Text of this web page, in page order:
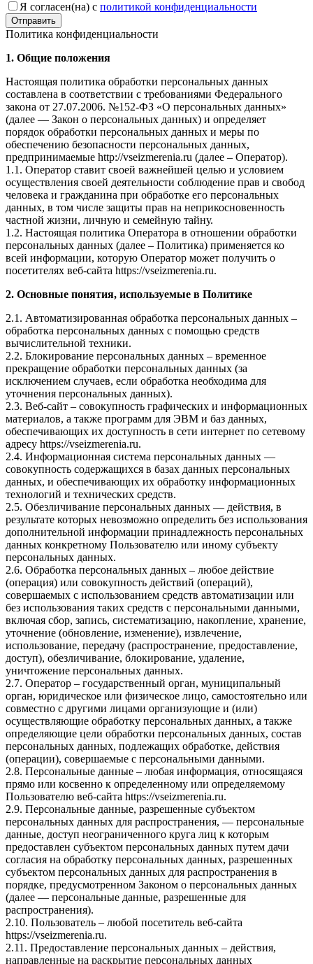
Я согласен(на) с политикой конфиденциальности
Отправить
Политика конфиденциальности
1. Общие положения
Настоящая политика обработки персональных данных
составлена в соответствии с требованиями Федерального
закона от 27.07.2006. №152-ФЗ «О персональных данных»
(далее — Закон о персональных данных) и определяет
порядок обработки персональных данных и меры по
обеспечению безопасности персональных данных,
предпринимаемые http://vseizmerenia.ru (далее – Оператор).
1.1. Оператор ставит своей важнейшей целью и условием
осуществления своей деятельности соблюдение прав и свобод
человека и гражданина при обработке его персональных
данных, в том числе защиты прав на неприкосновенность
частной жизни, личную и семейную тайну.
1.2. Настоящая политика Оператора в отношении обработки
персональных данных (далее – Политика) применяется ко
всей информации, которую Оператор может получить о
посетителях веб-сайта https://vseizmerenia.ru.
2. Основные понятия, используемые в Политике
2.1. Автоматизированная обработка персональных данных –
обработка персональных данных с помощью средств
вычислительной техники.
2.2. Блокирование персональных данных – временное
прекращение обработки персональных данных (за
исключением случаев, если обработка необходима для
уточнения персональных данных).
2.3. Веб-сайт – совокупность графических и информационных
материалов, а также программ для ЭВМ и баз данных,
обеспечивающих их доступность в сети интернет по сетевому
адресу https://vseizmerenia.ru.
2.4. Информационная система персональных данных —
совокупность содержащихся в базах данных персональных
данных, и обеспечивающих их обработку информационных
технологий и технических средств.
2.5. Обезличивание персональных данных — действия, в
результате которых невозможно определить без использования
дополнительной информации принадлежность персональных
данных конкретному Пользователю или иному субъекту
персональных данных.
2.6. Обработка персональных данных – любое действие
(операция) или совокупность действий (операций),
совершаемых с использованием средств автоматизации или
без использования таких средств с персональными данными,
включая сбор, запись, систематизацию, накопление, хранение,
уточнение (обновление, изменение), извлечение,
использование, передачу (распространение, предоставление,
доступ), обезличивание, блокирование, удаление,
уничтожение персональных данных.
2.7. Оператор – государственный орган, муниципальный
орган, юридическое или физическое лицо, самостоятельно или
совместно с другими лицами организующие и (или)
осуществляющие обработку персональных данных, а также
определяющие цели обработки персональных данных, состав
персональных данных, подлежащих обработке, действия
(операции), совершаемые с персональными данными.
2.8. Персональные данные – любая информация, относящаяся
прямо или косвенно к определенному или определяемому
Пользователю веб-сайта https://vseizmerenia.ru.
2.9. Персональные данные, разрешенные субъектом
персональных данных для распространения, — персональные
данные, доступ неограниченного круга лиц к которым
предоставлен субъектом персональных данных путем дачи
согласия на обработку персональных данных, разрешенных
субъектом персональных данных для распространения в
порядке, предусмотренном Законом о персональных данных
(далее — персональные данные, разрешенные для
распространения).
2.10. Пользователь – любой посетитель веб-сайта
https://vseizmerenia.ru.
2.11. Предоставление персональных данных – действия,
направленные на раскрытие персональных данных